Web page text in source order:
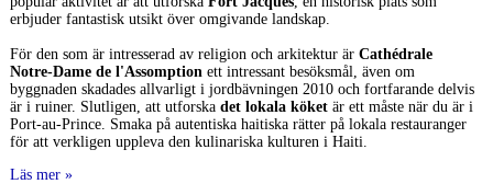
erbjuder fantastisk utsikt över omgivande landskap.
För den som är intresserad av religion och arkitektur är Cathédrale
Notre-Dame de l'Assomptionett intressant besöksmål, även om
byggnaden skadades allvarligt i jordbävningen 2010 och fortfarande delvis
är i ruiner. Slutligen, att utforska det lokala köketär ett måste när du är i
Port-au-Prince. Smaka på autentiska haitiska rätter på lokala restauranger
för att verkligen uppleva den kulinariska kulturen i Haiti.
Läs mer »